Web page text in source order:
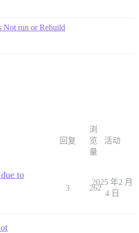
Not run or Rebuild
回复
浏
览
量
活动
to
3 262
2025 年2 月
4 日